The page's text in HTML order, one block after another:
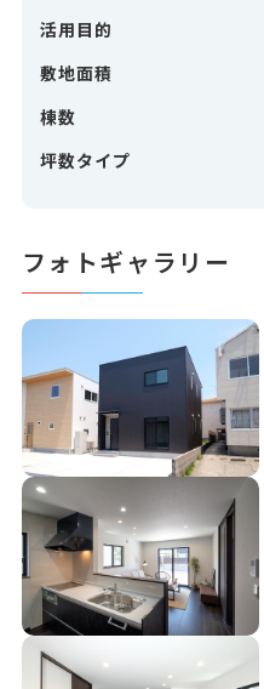
活用目的
敷地面積
棟数
坪数タイプ
フォトギャラリー